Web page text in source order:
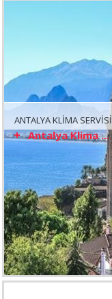
ANTALYA KLİMA SERVİSİ
Antalya Klima ...